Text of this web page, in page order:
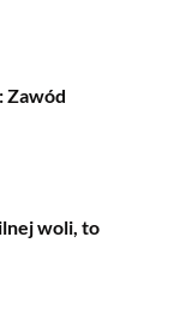
Zawód
woli, to